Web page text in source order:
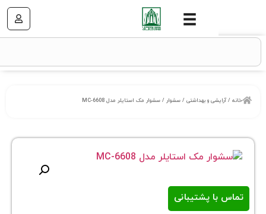
و بهداشتی/سشوار/ سشوار مک استایلر مدل MC-6608
پشتیبانی